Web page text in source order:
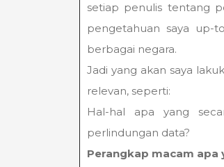
setiap penulis tentang
pengetahuan saya
berbagai negara.
Jadi yang akan saya
relevan, seperti:
Hal-hal apa yang
perlindungan data?
Perangkap macam